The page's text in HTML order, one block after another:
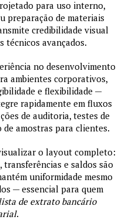
para uso interno,
preparação de materiais
credibilidade visual
técnicos avançados.
no desenvolvimento
ambientes corporativos,
e flexibilidade —
rapidamente em fluxos
de auditoria, testes de
amostras para clientes.
o layout completo:
e saldos são
uniformidade mesmo
— essencial para quem
de extrato bancário
.